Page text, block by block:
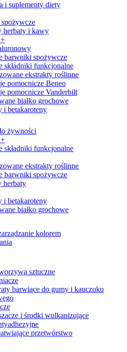
i suplementy diety
herbaty i kawy
barwniki spożywcze
składniki funkcjonalne
ekstrakty roślinne
pomocnicze Beneo
pomocnicze Vanderbilt
białko grochowe
i betakaroteny
żywności
składniki funkcjonalne
ekstrakty roślinne
barwniki spożywcze
herbaty
i betakaroteny
białko grochowe
kolorem
sztuczne
barwiące do gumy i kauczuku
i środki wulkanizujące
przetwórstwo